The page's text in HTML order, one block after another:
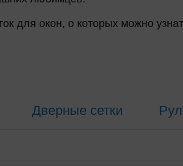
для окон, о которых можно
Дверные сетки